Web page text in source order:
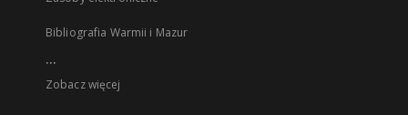
Bibliografia Warmii i Mazur
...
Zobacz więcej